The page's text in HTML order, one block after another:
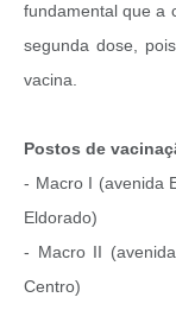
fundamental que a
segunda dose,
vacina.
Postos de
- Macro I (avenida
Eldorado)
- Macro II
Centro)